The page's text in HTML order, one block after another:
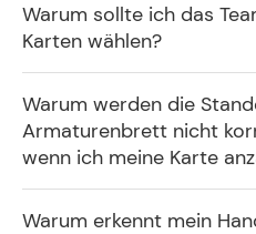
Warum sollte ich das
Karten wählen?
Warum werden die
Armaturenbrett nicht
wenn ich meine Karte
Warum erkennt mein